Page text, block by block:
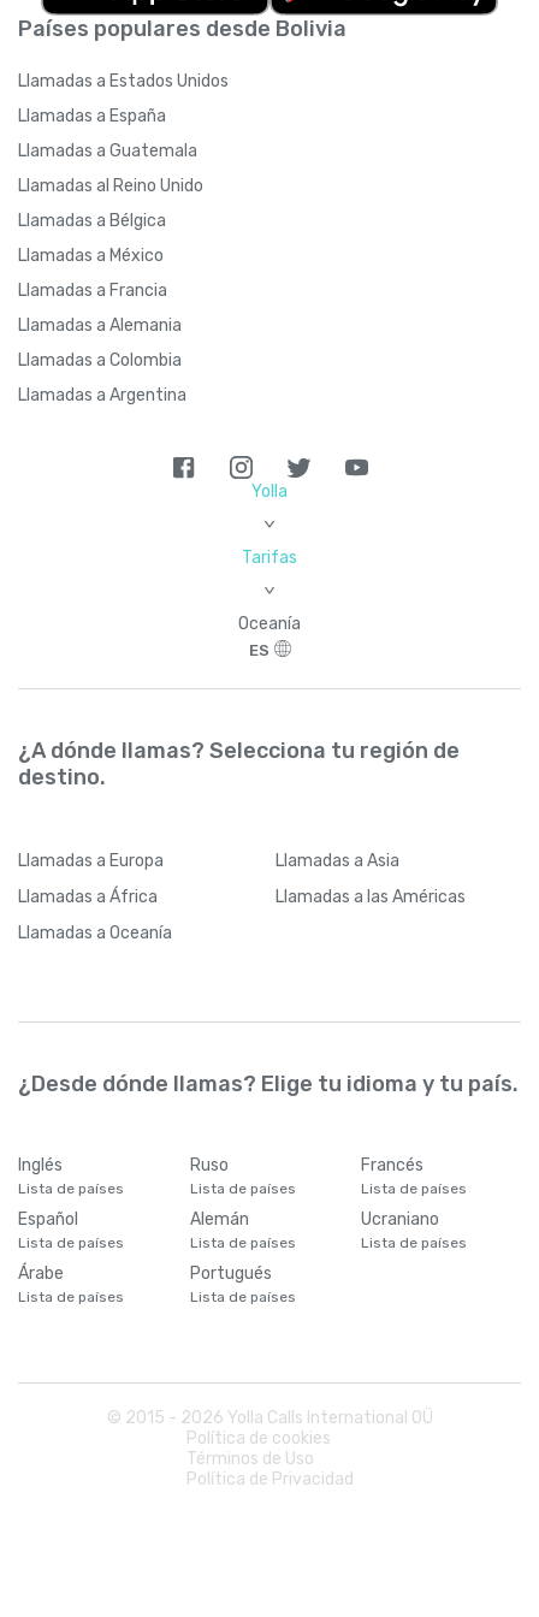
Países populares desde Bolivia
Llamadas a Estados Unidos
Llamadas a España
Llamadas a Guatemala
Llamadas al Reino Unido
Llamadas a Bélgica
Llamadas a México
Llamadas a Francia
Llamadas a Alemania
Llamadas a Colombia
Llamadas a Argentina
Yolla
>
Tarifas
>
Oceanía
ES
¿A dónde llamas? Selecciona tu región de
destino.
Llamadas a Europa Llamadas a Asia
Llamadas a África Llamadas a las Américas
Llamadas a Oceanía
¿Desde dónde llamas? Elige tu idioma y tu país.
Inglés
Lista de países
Ruso
Lista de países
Francés
Lista de países
Español
Lista de países
Alemán
Lista de países
Ucraniano
Lista de países
Árabe
Lista de países
Portugués
Lista de países
© 2015 - 2026 Yolla Calls International OÜ
Política de cookies
Términos de Uso
Política de Privacidad